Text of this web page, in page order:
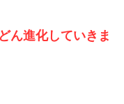
ん進化していきま